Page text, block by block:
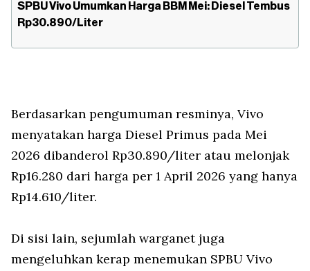
SPBU Vivo Umumkan Harga BBM Mei: Diesel Tembus
Rp30.890/Liter
Berdasarkan pengumuman resminya, Vivo
menyatakan harga Diesel Primus pada Mei
2026 dibanderol Rp30.890/liter atau melonjak
Rp16.280 dari harga per 1 April 2026 yang hanya
Rp14.610/liter.
Di sisi lain, sejumlah warganet juga
mengeluhkan kerap menemukan SPBU Vivo